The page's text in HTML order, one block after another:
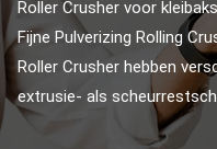
Roller Crusher voor
Fijne Pulverizing Rolling
Roller Crusher hebben
extrusie- als